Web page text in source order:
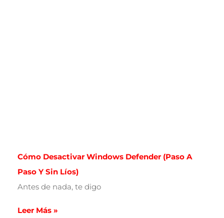
Cómo Desactivar Windows Defender (paso A
Paso Y Sin Líos)
Antes de nada, te digo
Leer Más »